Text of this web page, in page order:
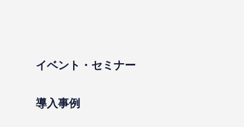
イベント・セミナー
導⼊事例